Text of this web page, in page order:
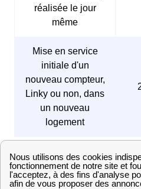
réalisée le jour
même
Mise en service
initiale d'un
nouveau compteur,
Linky ou non, dans
un nouveau
logement
Frais et délais de la